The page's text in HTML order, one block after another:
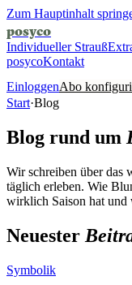
Zum Hauptinhalt
posyco
Individueller Strauß
posycoKontakt
EinloggenAbo
Start·Blog
Blog rund um
Wir schreiben über das
täglich erleben. Wie
wirklich Saison hat und
Neuester
Symbolik